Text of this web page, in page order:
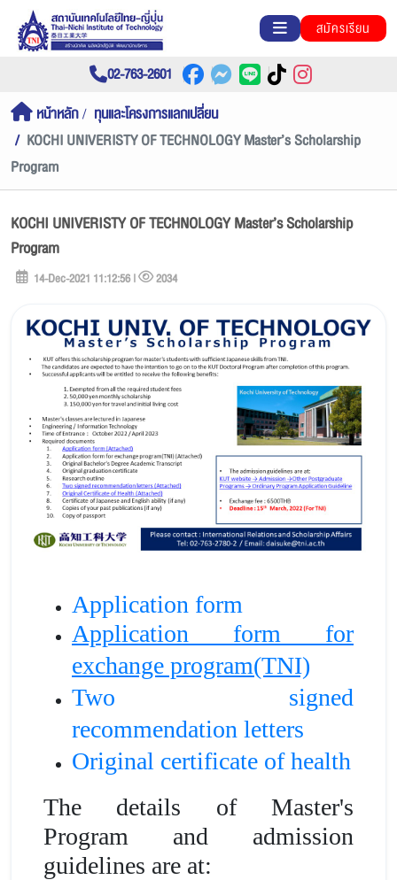
สมัครเรียน
02-763-2601
หน้าหลัก
ทุนและโครงการแลกเปลี่ยน
KOCHI UNIVERISTY OF TECHNOLOGY Master’s Scholarship
Program
KOCHI UNIVERISTY OF TECHNOLOGY Master’s Scholarship
Program
14-Dec-2021 11:12:56 | 2034
Application form
Application form for
exchange program(TNI)
Two signed
recommendation letters
Original certificate of health
The details of Master's
Program and admission
guidelines are at: